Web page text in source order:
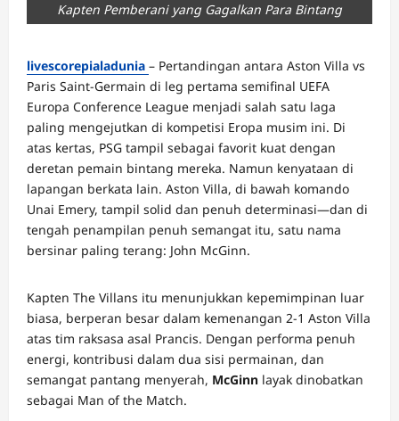
Kapten Pemberani yang Gagalkan Para Bintang
livescorepialadunia – Pertandingan antara Aston Villa vs
Paris Saint-Germain di leg pertama semifinal UEFA
Europa Conference League menjadi salah satu laga
paling mengejutkan di kompetisi Eropa musim ini. Di
atas kertas, PSG tampil sebagai favorit kuat dengan
deretan pemain bintang mereka. Namun kenyataan di
lapangan berkata lain. Aston Villa, di bawah komando
Unai Emery, tampil solid dan penuh determinasi—dan di
tengah penampilan penuh semangat itu, satu nama
bersinar paling terang: John McGinn.
Kapten The Villans itu menunjukkan kepemimpinan luar
biasa, berperan besar dalam kemenangan 2-1 Aston Villa
atas tim raksasa asal Prancis. Dengan performa penuh
energi, kontribusi dalam dua sisi permainan, dan
semangat pantang menyerah, McGinn layak dinobatkan
sebagai Man of the Match.